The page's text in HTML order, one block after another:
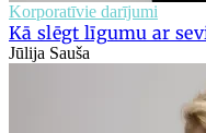
Korporatīvie darījumi
Kā slēgt līgumu ar
Jūlija Sauša